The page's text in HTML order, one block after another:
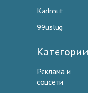
Kadrout
99uslug
Категории
Реклама и
соцсети